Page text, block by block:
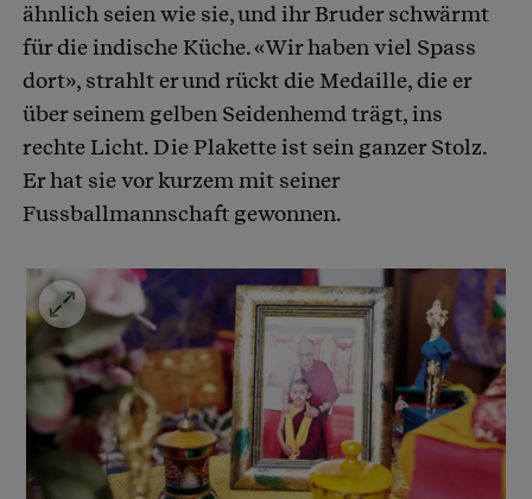
ähnlich seien wie sie, und ihr Bruder schwärmt
für die indische Küche. «Wir haben viel Spass
dort», strahlt er und rückt die Medaille, die er
über seinem gelben Seidenhemd trägt, ins
rechte Licht. Die Plakette ist sein ganzer Stolz.
Er hat sie vor kurzem mit seiner
Fussballmannschaft gewonnen.